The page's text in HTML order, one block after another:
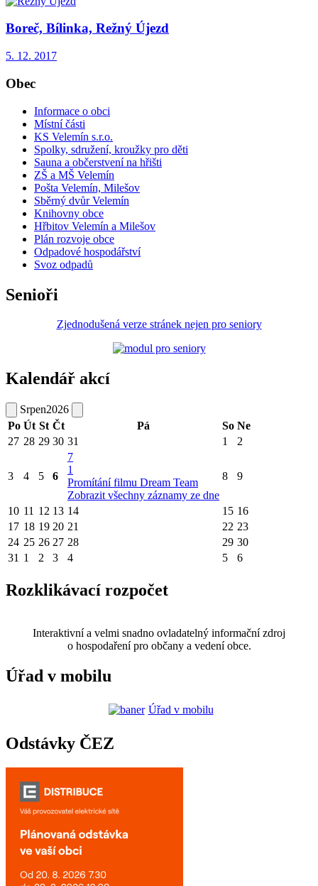
Boreč, Bílinka, Režný Újezd
5. 12. 2017
Obec
Informace o obci
Místní části
KS Velemín s.r.o.
Spolky, sdružení, kroužky pro děti
Sauna a občerstvení na hřišti
ZŠ a MŠ Velemín
Pošta Velemín, Milešov
Sběrný dvůr Velemín
Knihovny obce
Hřbitov Velemín a Milešov
Plán rozvoje obce
Odpadové hospodářství
Svoz odpadů
Senioři
Zjednodušená verze stránek nejen pro seniory
Kalendář akcí
Srpen2026
Po Út St Čt Pá So Ne
27 28 29 30 31 1 2
3 4 5 6
7
1
Promítání filmu Dream Team
Zobrazit všechny záznamy ze dne
8 9
10 11 12 13 14 15 16
17 18 19 20 21 22 23
24 25 26 27 28 29 30
31 1 2 3 4 5 6
Rozklikávací rozpočet
Interaktivní a velmi snadno ovladatelný informační zdroj
o hospodaření pro občany a vedení obce.
Úřad v mobilu
Úřad v mobilu
Odstávky ČEZ